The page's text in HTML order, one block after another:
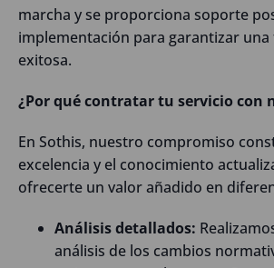
marcha y se proporciona soporte
implementación para garantizar
exitosa.
¿Por qué contratar tu servicio con
En Sothis, nuestro compromiso
excelencia y el conocimiento
ofrecerte un valor añadido en
Análisis detallados:
análisis de los cambios